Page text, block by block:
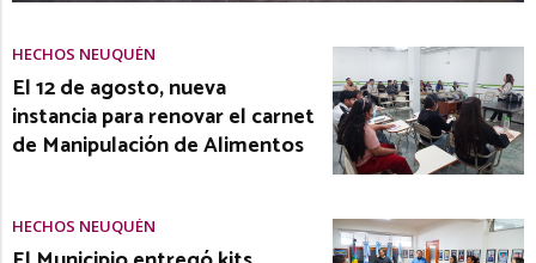
HECHOS NEUQUÉN
El 12 de agosto, nueva
instancia para renovar el carnet
de Manipulación de Alimentos
HECHOS NEUQUÉN